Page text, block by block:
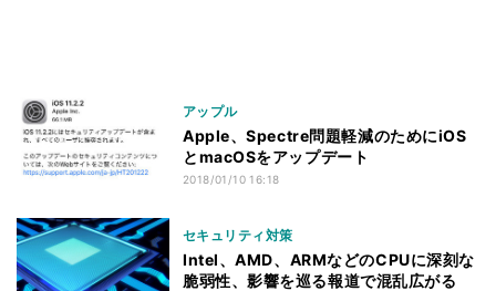
アップル
Apple、Spectre問題軽減のためにiOS
とmacOSをアップデート
2018/01/10 16:18
セキュリティ対策
Intel、AMD、ARMなどのCPUに深刻な
脆弱性、影響を巡る報道で混乱広がる